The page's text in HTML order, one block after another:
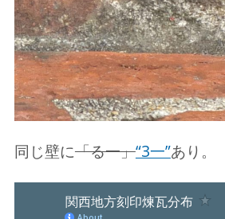
同じ壁に「る一」“3一”あり。